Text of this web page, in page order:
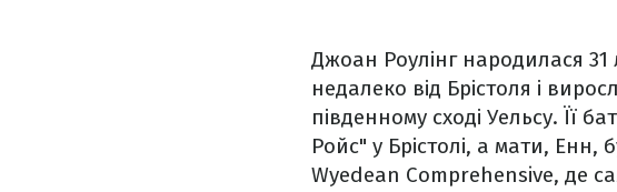
Джоан Роулінг народилася 31
недалеко від Брістоля і
південному сході Уельсу. Її
Ройс" у Брістолі, а мати, Енн,
Wyedean Comprehensive, де